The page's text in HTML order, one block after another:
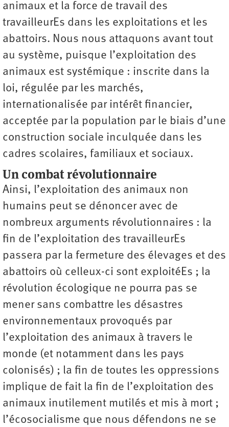
animaux et la force de travail des
travailleurEs dans les exploitations et les
abattoirs. Nous nous attaquons avant tout
au système, puisque l’exploitation des
animaux est systémique : inscrite dans la
loi, régulée par les marchés,
internationalisée par intérêt financier,
acceptée par la population par le biais d’une
construction sociale inculquée dans les
cadres scolaires, familiaux et sociaux.
Un combat révolutionnaire
Ainsi, l’exploitation des animaux non
humains peut se dénoncer avec de
nombreux arguments révolutionnaires : la
fin de l’exploitation des travailleurEs
passera par la fermeture des élevages et des
abattoirs où celleux-ci sont exploitéEs ; la
révolution écologique ne pourra pas se
mener sans combattre les désastres
environnementaux provoqués par
l’exploitation des animaux à travers le
monde (et notamment dans les pays
colonisés) ; la fin de toutes les oppressions
implique de fait la fin de l’exploitation des
animaux inutilement mutilés et mis à mort ;
l’écosocialisme que nous défendons ne se